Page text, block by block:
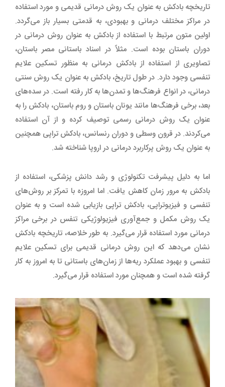
تاریخچه بادکش به عنوان یک روش درمانی قدیمی و مورد استفاده
در مراکز مختلف درمانی و بهبودی، به قدمتی بسیار باز می‌گردد.
اولین متون مرتبط با استفاده از بادکش به عنوان روش درمانی در
دوران باستان بوده است. مثلاً در اسناد باستانی مصر باستان،
تصاویری از استفاده از بادکش درمانی به منظور تسکین علایم
تنفسی وجود دارد. در طول تاریخ، بادکش به عنوان یک روش سنتی
درمانی، در انواع فرهنگ‌ها و تمدن‌ها به کار رفته است. در سده‌های
بعد، برخی فرهنگ‌ها مانند یونان باستان و روم باستان، بادکش را به
عنوان یک روش درمانی رسمی توصیف کرده و از آن استفاده
می‌کردند. در قرون وسطی و دوران رنسانس، بادکش تراپی همچنین
به عنوان یک روش پرکاربرد درمانی در اروپا شناخته شد.
اما به دلیل پیشرفت تکنولوژی و رشد دانش پزشکی، استفاده از
بادکش به مرور زمان کاهش یافت. اما امروزه با تمرکز بر روش‌های
تنفسی و فیزیوتراپی، بادکش تراپی بازیابی شده است و به عنوان
یک روش مکمل و جمع‌آوری فیزیولوژیکی تنفس در برخی مراکز
درمانی مورد استفاده قرار می‌گیرد. به طور خلاصه، تاریخچه بادکش
نشان می‌دهد که این روش درمانی قدیمی برای تسکین علایم
تنفسی و بهبود عملکرد ریه‌ها از زمان‌های باستانی تا به امروز به کار
گرفته شده است و همچنان مورد استفاده قرار می‌گیرد.